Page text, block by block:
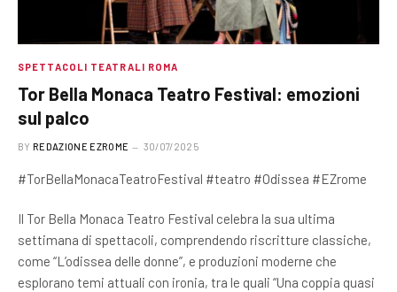
SPETTACOLI TEATRALI ROMA
Tor Bella Monaca Teatro Festival: emozioni
sul palco
BY REDAZIONE EZROME 30/07/2025
#TorBellaMonacaTeatroFestival #teatro #Odissea #EZrome
Il Tor Bella Monaca Teatro Festival celebra la sua ultima
settimana di spettacoli, comprendendo riscritture classiche,
come “L’odissea delle donne”, e produzioni moderne che
esplorano temi attuali con ironia, tra le quali “Una coppia quasi